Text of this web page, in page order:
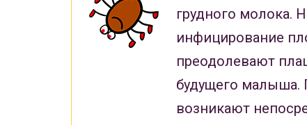
грудного молока.
инфицирование
преодолевают
будущего малыша.
возникают